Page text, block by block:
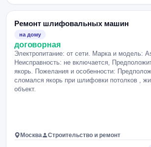
Ремонт шлифовальных машин
на дому
договорная
Электропитание: от сети. Марка и модель:
Неисправность: не включается,
якорь. Пожелания и особенности:
сломался якорь при шлифовки потолков ,
объект.
Москва Строительство и ремонт